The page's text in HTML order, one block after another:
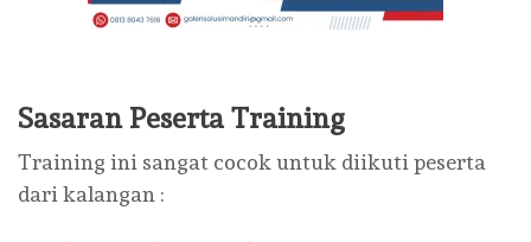
Sasaran Peserta Training
Training ini sangat cocok untuk diikuti peserta
dari kalangan :